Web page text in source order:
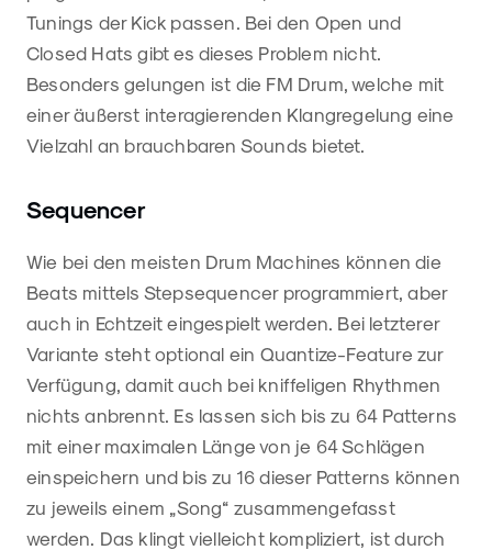
Tunings der Kick passen. Bei den Open und
Closed Hats gibt es dieses Problem nicht.
Besonders gelungen ist die FM Drum, welche mit
einer äußerst interagierenden Klangregelung eine
Vielzahl an brauchbaren Sounds bietet.
Sequencer
Wie bei den meisten Drum Machines können die
Beats mittels Stepsequencer programmiert, aber
auch in Echtzeit eingespielt werden. Bei letzterer
Variante steht optional ein Quantize-Feature zur
Verfügung, damit auch bei kniffeligen Rhythmen
nichts anbrennt. Es lassen sich bis zu 64 Patterns
mit einer maximalen Länge von je 64 Schlägen
einspeichern und bis zu 16 dieser Patterns können
zu jeweils einem „Song“ zusammengefasst
werden. Das klingt vielleicht kompliziert, ist durch